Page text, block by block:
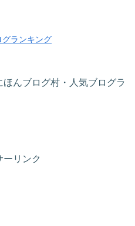
グランキング
んブログ村・人気ブログラ
ーリンク